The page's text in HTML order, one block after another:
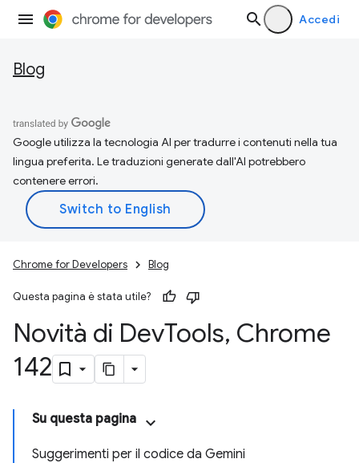
Accedi
Blog
Google utilizza la tecnologia AI per tradurre i contenuti nella tua
lingua preferita. Le traduzioni generate dall'AI potrebbero
contenere errori.
Chrome for Developers Blog
Questa pagina è stata utile?
Novità di DevTools, Chrome
142
Su questa pagina
Suggerimenti per il codice da Gemini